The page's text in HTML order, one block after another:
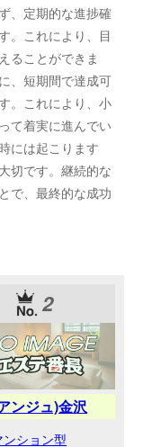
、定期的な進捗確
。これにより、目
ることができま
、短期間で達成可
。これにより、小
て着実に進んでい
には起こります
切です。継続的な
で、最終的な成功
2
ンジュ)金沢
ンション型